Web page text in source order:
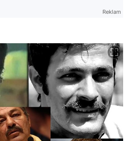
Reklam